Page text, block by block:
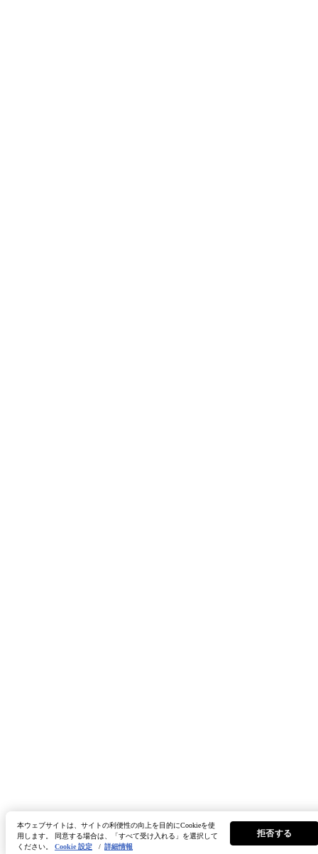
本ウェブサイトは、サイトの利便性の向上を目的にCookieを使
用します。 同意する場合は、「すべて受け入れる」を選択して
ください。 Cookie 設定 / 詳細情報
拒否する